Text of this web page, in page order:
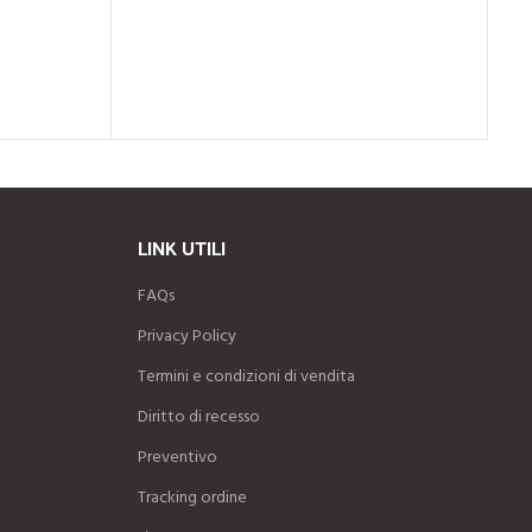
LINK UTILI
FAQs
Privacy Policy
Termini e condizioni di vendita
Diritto di recesso
Preventivo
Tracking ordine